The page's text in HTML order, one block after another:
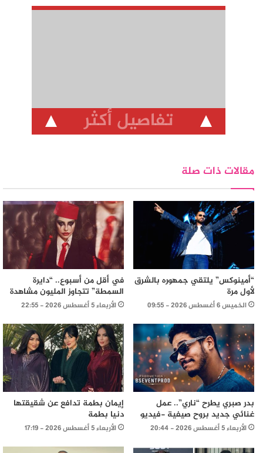
تفاصيل أكثر
مقالات ذات صلة
“أمينوكس” يلتقي جمهوره بالشرق
لأول مرة
الخميس 6 أغسطس 2026 - 09:55
في أقل من أسبوع.. “دايرة
السمطة” تتجاوز المليون مشاهدة
الأربعاء 5 أغسطس 2026 - 22:55
بدر صبري يطرح “ناري”.. عمل
غنائي جديد بروح صيفية -فيديو
الأربعاء 5 أغسطس 2026 - 20:44
إيمان بطمة تدافع عن شقيقتها
دنيا بطمة
الأربعاء 5 أغسطس 2026 - 17:19